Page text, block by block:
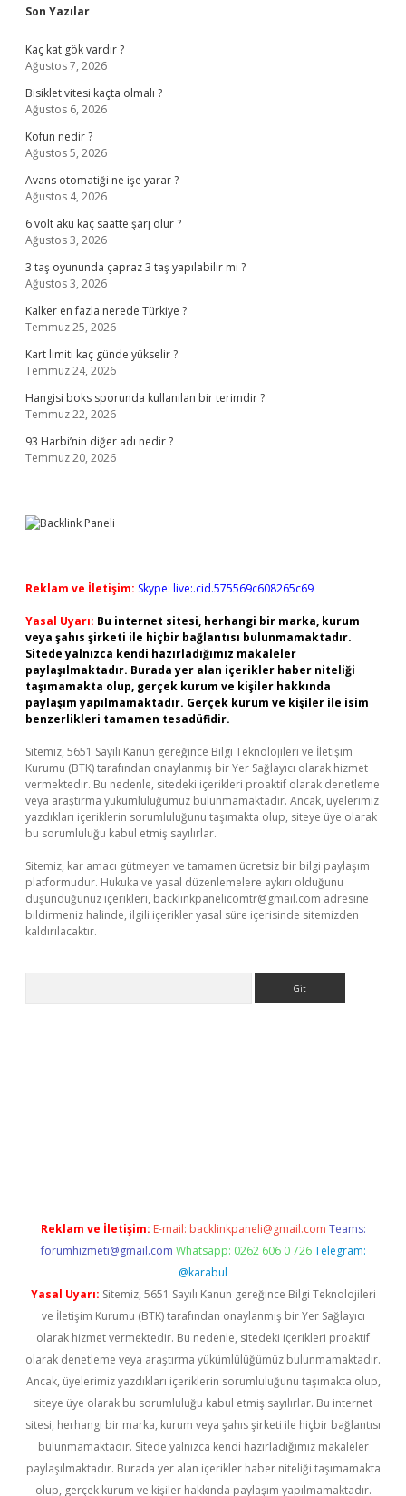
Sidebar
Son Yazılar
Kaç kat gök vardır ?
Ağustos 7, 2026
Bisiklet vitesi kaçta olmalı ?
Ağustos 6, 2026
Kofun nedir ?
Ağustos 5, 2026
Avans otomatiği ne işe yarar ?
Ağustos 4, 2026
6 volt akü kaç saatte şarj olur ?
Ağustos 3, 2026
3 taş oyununda çapraz 3 taş yapılabilir mi ?
Ağustos 3, 2026
Kalker en fazla nerede Türkiye ?
Temmuz 25, 2026
Kart limiti kaç günde yükselir ?
Temmuz 24, 2026
Hangisi boks sporunda kullanılan bir terimdir ?
Temmuz 22, 2026
93 Harbi’nin diğer adı nedir ?
Temmuz 20, 2026
Reklam ve İletişim: Skype: live:.cid.575569c608265c69
Yasal Uyarı: Bu internet sitesi, herhangi bir marka, kurum
veya şahıs şirketi ile hiçbir bağlantısı bulunmamaktadır.
Sitede yalnızca kendi hazırladığımız makaleler
paylaşılmaktadır. Burada yer alan içerikler haber niteliği
taşımamakta olup, gerçek kurum ve kişiler hakkında
paylaşım yapılmamaktadır. Gerçek kurum ve kişiler ile isim
benzerlikleri tamamen tesadüfidir.
Sitemiz, 5651 Sayılı Kanun gereğince Bilgi Teknolojileri ve İletişim
Kurumu (BTK) tarafından onaylanmış bir Yer Sağlayıcı olarak hizmet
vermektedir. Bu nedenle, sitedeki içerikleri proaktif olarak denetleme
veya araştırma yükümlülüğümüz bulunmamaktadır. Ancak, üyelerimiz
yazdıkları içeriklerin sorumluluğunu taşımakta olup, siteye üye olarak
bu sorumluluğu kabul etmiş sayılırlar.
Sitemiz, kar amacı gütmeyen ve tamamen ücretsiz bir bilgi paylaşım
platformudur. Hukuka ve yasal düzenlemelere aykırı olduğunu
düşündüğünüz içerikleri, backlinkpanelicomtr@gmail.com adresine
bildirmeniz halinde, ilgili içerikler yasal süre içerisinde sitemizden
kaldırılacaktır.
Reklam ve İletişim: E-mail: backlinkpaneli@gmail.com Teams:
forumhizmeti@gmail.com Whatsapp: 0262 606 0 726 Telegram:
@karabul
Yasal Uyarı: Sitemiz, 5651 Sayılı Kanun gereğince Bilgi Teknolojileri
ve İletişim Kurumu (BTK) tarafından onaylanmış bir Yer Sağlayıcı
olarak hizmet vermektedir. Bu nedenle, sitedeki içerikleri proaktif
olarak denetleme veya araştırma yükümlülüğümüz bulunmamaktadır.
Ancak, üyelerimiz yazdıkları içeriklerin sorumluluğunu taşımakta olup,
siteye üye olarak bu sorumluluğu kabul etmiş sayılırlar. Bu internet
sitesi, herhangi bir marka, kurum veya şahıs şirketi ile hiçbir bağlantısı
bulunmamaktadır. Sitede yalnızca kendi hazırladığımız makaleler
paylaşılmaktadır. Burada yer alan içerikler haber niteliği taşımamakta
olup, gerçek kurum ve kişiler hakkında paylaşım yapılmamaktadır.